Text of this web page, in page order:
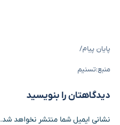
پایان پیام/
منبع:تسنیم
دیدگاهتان را بنویسید
نشانی ایمیل شما منتشر نخواهد شد.